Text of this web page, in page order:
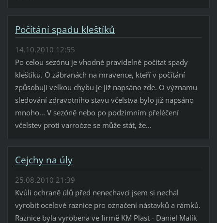
Počítání spadu kleštíků
14.10.2010 12:55
Po celou sezónu je vhodné pravidelně počítat spady
kleštíků. O zábranách na mravence, kteří v počítání
způsobují velkou chybu je již napsáno zde. O významu
sledování zdravotního stavu včelstva bylo již napsáno
mnoho... V sezóně nebo po podzimním přeléčení
včelstev proti varroóze se může stát, že...
Cejchy na úly
25.08.2010 21:39
Kvůli ochraně úlů před nenechavci jsem si nechal
vyrobit ocelové raznice pro označení nástavků a rámků.
Raznice byla vyrobena ve firmě KM Plast - Daniel Malík